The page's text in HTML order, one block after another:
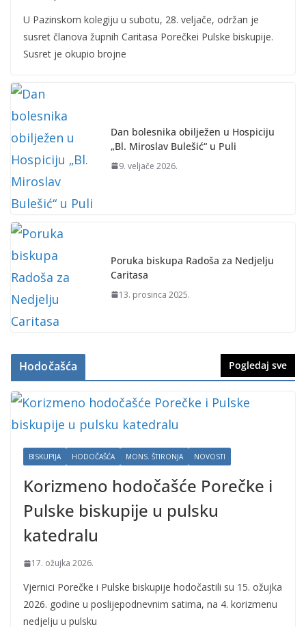
U Pazinskom kolegiju u subotu, 28. veljače, održan je
susret članova župnih Caritasa Porečkei Pulske biskupije.
Susret je okupio brojne
Dan bolesnika obilježen u Hospiciju
„Bl. Miroslav Bulešić“ u Puli
9. veljače 2026.
Poruka biskupa Radoša za Nedjelju
Caritasa
13. prosinca 2025.
Hodočašća Pogledaj sve
BISKUPIJA HODOČAŠĆA MONS. ŠTIRONJA NOVOSTI
Korizmeno hodočašće Porečke i
Pulske biskupije u pulsku
katedralu
17. ožujka 2026.
Vjernici Porečke i Pulske biskupije hodočastili su 15. ožujka
2026. godine u poslijepodnevnim satima, na 4. korizmenu
nedjelju u pulsku